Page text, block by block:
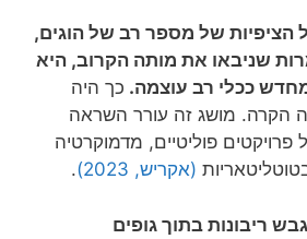
הציפיות של מספר רב של הוגים,
שניבאו את מותה הקרוב, היא
ככלי רב עוצמה. כך היה
הקרה. מושג זה עורר השראה
פרויקטים פוליטיים, מדמוקרטיה
(אקריש, 2023) .
ריבונות בתוך גופים